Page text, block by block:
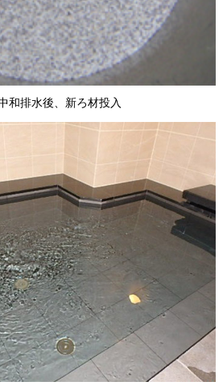
和排水後、新ろ材投入